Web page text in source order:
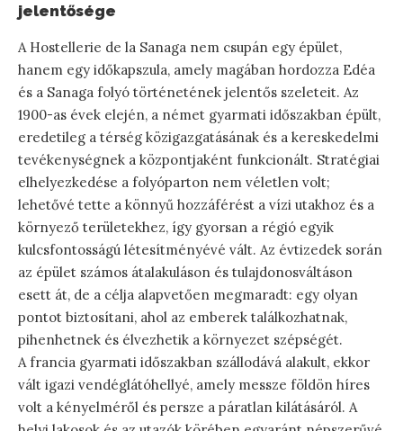
jelentősége
A Hostellerie de la Sanaga nem csupán egy épület,
hanem egy időkapszula, amely magában hordozza Edéa
és a Sanaga folyó történetének jelentős szeleteit. Az
1900-as évek elején, a német gyarmati időszakban épült,
eredetileg a térség közigazgatásának és a kereskedelmi
tevékenységnek a központjaként funkcionált. Stratégiai
elhelyezkedése a folyóparton nem véletlen volt;
lehetővé tette a könnyű hozzáférést a vízi utakhoz és a
környező területekhez, így gyorsan a régió egyik
kulcsfontosságú létesítményévé vált. Az évtizedek során
az épület számos átalakuláson és tulajdonosváltáson
esett át, de a célja alapvetően megmaradt: egy olyan
pontot biztosítani, ahol az emberek találkozhatnak,
pihenhetnek és élvezhetik a környezet szépségét.
A francia gyarmati időszakban szállodává alakult, ekkor
vált igazi vendéglátóhellyé, amely messze földön híres
volt a kényelméről és persze a páratlan kilátásáról. A